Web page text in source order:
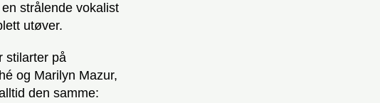
strålende vokalist
utøver.
stilarter på
og Marilyn Mazur,
den samme: